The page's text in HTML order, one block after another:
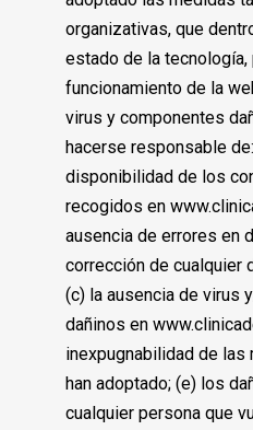
organizativas, que
estado de la
funcionamiento de la
virus y componentes
hacerse responsable
disponibilidad de los
recogidos en
ausencia de errores en
corrección de cualquier
(c) la ausencia de virus
dañinos en
inexpugnabilidad de
han adoptado; (e) los
cualquier persona que